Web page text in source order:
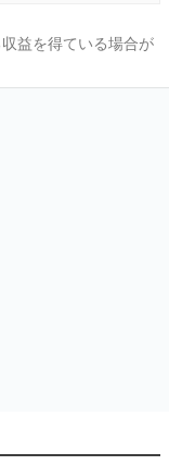
益を得ている場合が